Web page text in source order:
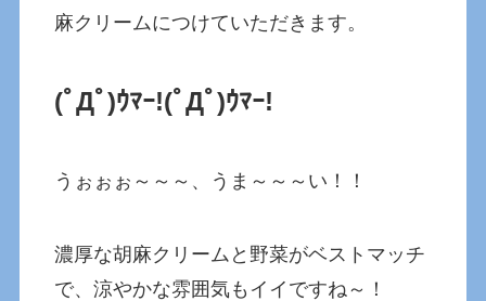
麻クリームにつけていただきます。
(ﾟДﾟ)ｳﾏｰ!(ﾟДﾟ)ｳﾏｰ!
うぉぉぉ～～～、うま～～～い！！
濃厚な胡麻クリームと野菜がベストマッチ
で、涼やかな雰囲気もイイですね～！